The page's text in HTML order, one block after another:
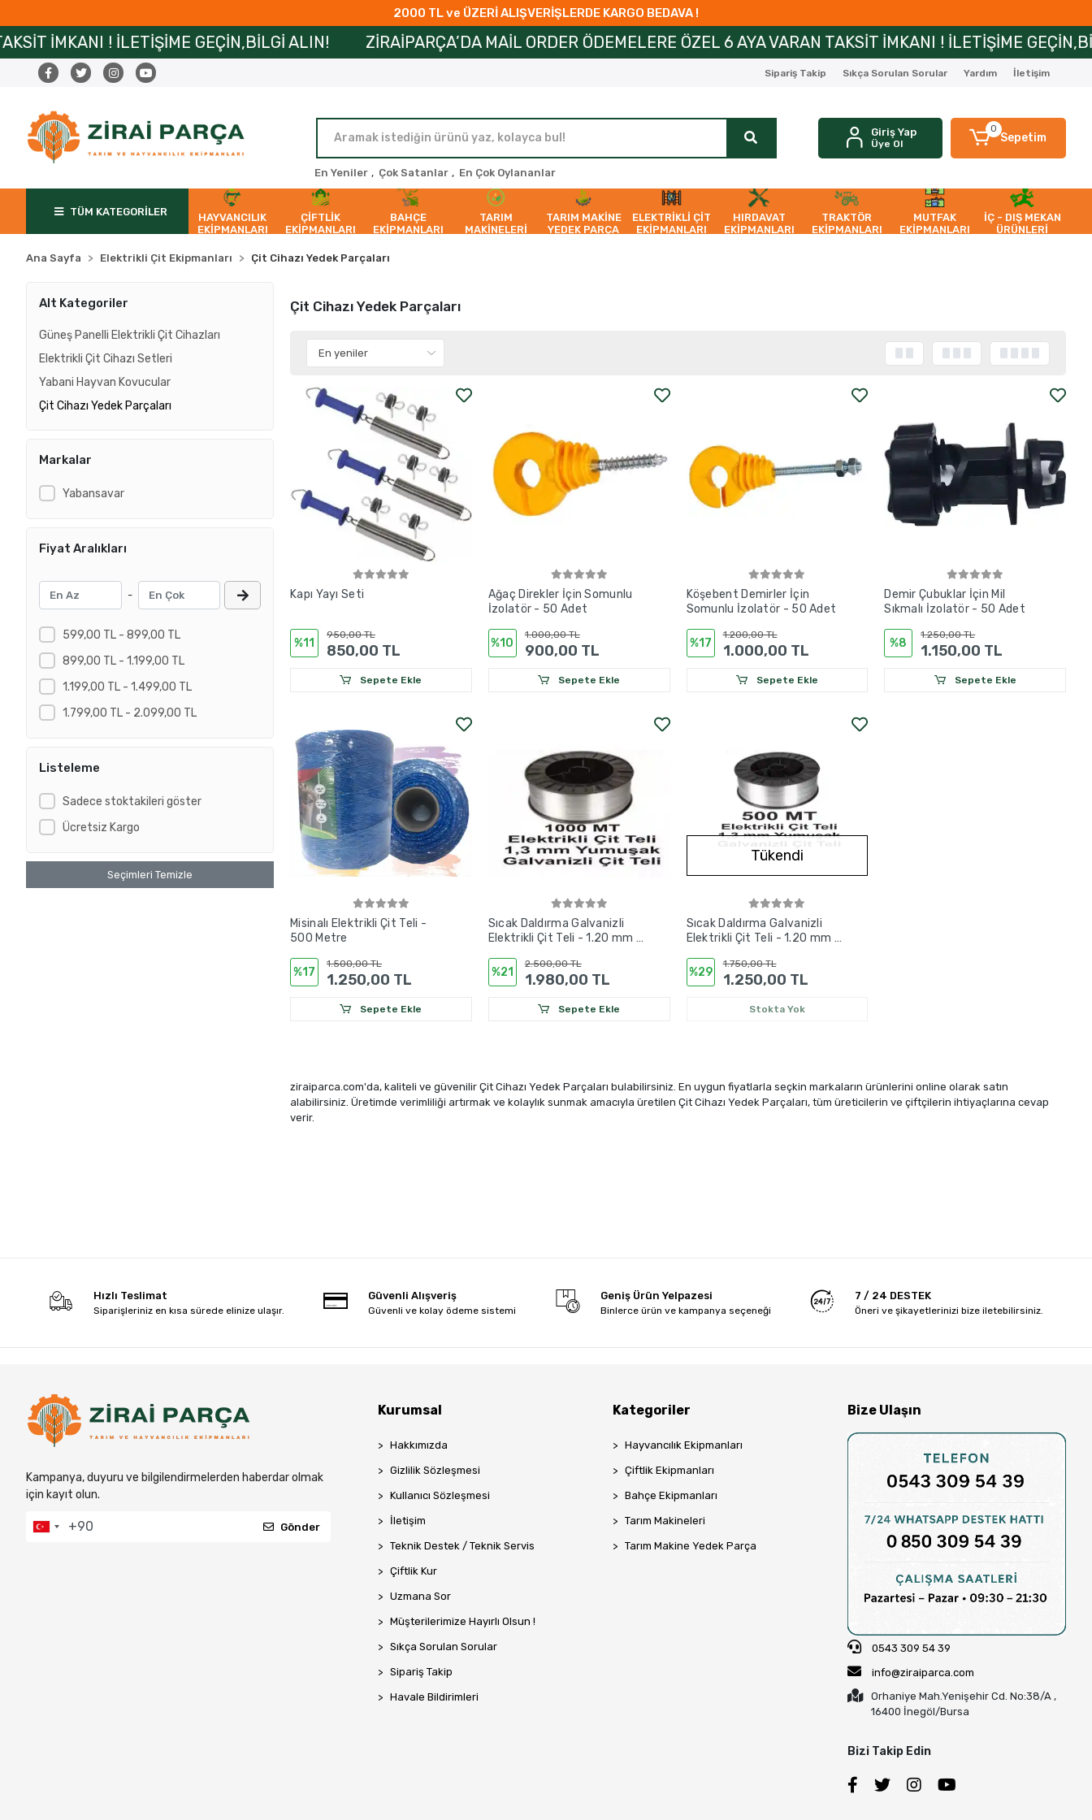
2000 TL ve ÜZERİ ALIŞVERİŞLERDE KARGO BEDAVA !
! İLETİŞİME GEÇİN,BİLGİ ALIN! ZİRAİPARÇA’DA MAİL ORDER ÖDEMELERE ÖZEL 6 AYA VARAN TAKSİT İMKANI ! İLETİŞİME GEÇİN,BİLGİ
Sipariş Takip Sıkça Sorulan Sorular Yardım İletişim
En Yeniler , Çok Satanlar , En Çok Oylananlar
Giriş Yap
Üye Ol
0
Sepetim
TÜM KATEGORİLER
HAYVANCILIK
EKİPMANLARI
ÇİFTLİK
EKİPMANLARI
BAHÇE
EKİPMANLARI
TARIM
MAKİNELERİ
TARIM MAKİNE
YEDEK PARÇA
ELEKTRİKLİ ÇİT
EKİPMANLARI
HIRDAVAT
EKİPMANLARI
TRAKTÖR
EKİPMANLARI
MUTFAK
EKİPMANLARI
İÇ - DIŞ MEKAN
ÜRÜNLERİ
Ana Sayfa Elektrikli Çit Ekipmanları Çit Cihazı Yedek Parçaları
Alt Kategoriler
Güneş Panelli Elektrikli Çit Cihazları
Elektrikli Çit Cihazı Setleri
Yabani Hayvan Kovucular
Çit Cihazı Yedek Parçaları
Markalar
Yabansavar
Fiyat Aralıkları
-
599,00 TL - 899,00 TL
899,00 TL - 1.199,00 TL
1.199,00 TL - 1.499,00 TL
1.799,00 TL - 2.099,00 TL
Listeleme
Sadece stoktakileri göster
Ücretsiz Kargo
Seçimleri Temizle
Çit Cihazı Yedek Parçaları
Kapı Yayı Seti
%11
950,00 TL
850,00 TL
Sepete Ekle
Ağaç Direkler İçin Somunlu
İzolatör - 50 Adet
%10
1.000,00 TL
900,00 TL
Sepete Ekle
Köşebent Demirler İçin
Somunlu İzolatör - 50 Adet
%17
1.200,00 TL
1.000,00 TL
Sepete Ekle
Demir Çubuklar İçin Mil
Sıkmalı İzolatör - 50 Adet
%8
1.250,00 TL
1.150,00 TL
Sepete Ekle
Misinalı Elektrikli Çit Teli -
500 Metre
%17
1.500,00 TL
1.250,00 TL
Sepete Ekle
Sıcak Daldırma Galvanizli
Elektrikli Çit Teli - 1.20 mm -
%21
2.500,00 TL
1.980,00 TL
Sepete Ekle
Tükendi
Sıcak Daldırma Galvanizli
Elektrikli Çit Teli - 1.20 mm -
%29
1.750,00 TL
1.250,00 TL
Stokta Yok
ziraiparca.com'da, kaliteli ve güvenilir Çit Cihazı Yedek Parçaları bulabilirsiniz. En uygun fiyatlarla seçkin markaların ürünlerini online olarak satın
alabilirsiniz. Üretimde verimliliği artırmak ve kolaylık sunmak amacıyla üretilen Çit Cihazı Yedek Parçaları, tüm üreticilerin ve çiftçilerin ihtiyaçlarına cevap
verir.
Hızlı Teslimat
Siparişleriniz en kısa sürede elinize ulaşır.
Güvenli Alışveriş
Güvenli ve kolay ödeme sistemi
Geniş Ürün Yelpazesi
Binlerce ürün ve kampanya seçeneği
7 / 24 DESTEK
Öneri ve şikayetlerinizi bize iletebilirsiniz.
Kampanya, duyuru ve bilgilendirmelerden haberdar olmak
için kayıt olun.
Gönder
Kurumsal
Hakkımızda
Gizlilik Sözleşmesi
Kullanıcı Sözleşmesi
İletişim
Teknik Destek / Teknik Servis
Çiftlik Kur
Uzmana Sor
Müşterilerimize Hayırlı Olsun !
Sıkça Sorulan Sorular
Sipariş Takip
Havale Bildirimleri
Kategoriler
Hayvancılık Ekipmanları
Çiftlik Ekipmanları
Bahçe Ekipmanları
Tarım Makineleri
Tarım Makine Yedek Parça
Bize Ulaşın
0543 309 54 39
info@ziraiparca.com
Orhaniye Mah.Yenişehir Cd. No:38/A ,
16400 İnegöl/Bursa
Bizi Takip Edin